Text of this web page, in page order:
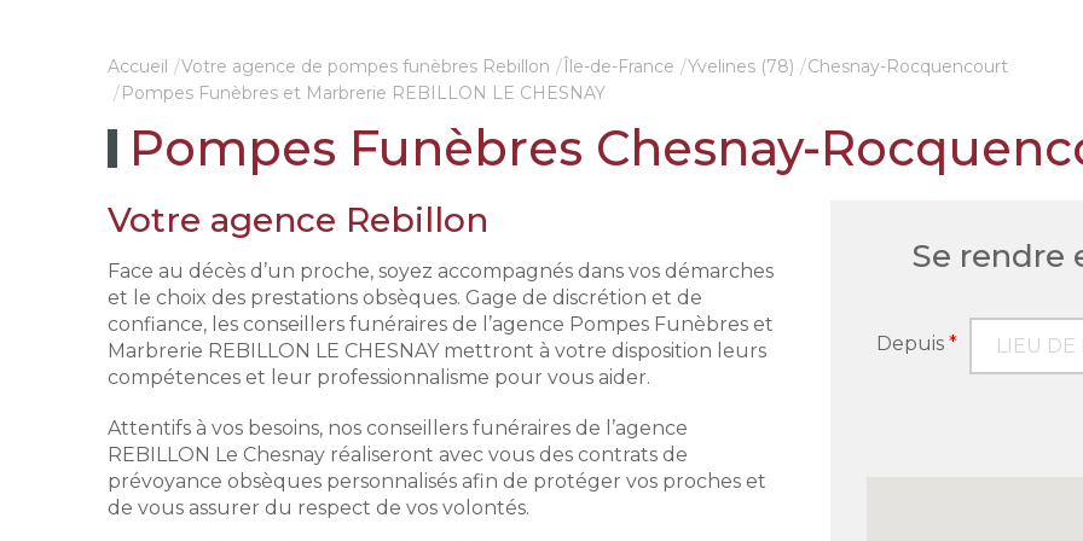
Une prise en charge immédiate
En tout discrétion et retenue nous vous
épaulons dans toutes vos démarches
administratives. Nous nous chargeons
également du transport de votre proche
du lieu de décès vers la chambre
funéraire, jusqu'au lieu de la cérémonie.
Qu'il s'agisse d'une inhumation ou d'une
crémation, nos équipes sont à vos côtés
pour organiser une cérémonie
d'obsèques conformes aux volontés du
défunt et dans le respect de ses
Accueil Votre agence de pompes funèbres Rebillon Île-de-France Yvelines (78)
Chesnay-Rocquencourt
Pompes Funèbres et Marbrerie REBILLON LE CHESNAY
Pompes Funèbres Chesnay-
Votre agence Rebillon
Face au décès d’un proche, soyez accompagnés dans vos démarches
et le choix des prestations obsèques. Gage de discrétion et de
confiance, les conseillers funéraires de l’agence Pompes Funèbres et
Marbrerie REBILLON LE CHESNAY mettront à votre disposition leurs
compétences et leur professionnalisme pour vous aider.
Attentifs à vos besoins, nos conseillers funéraires de l’agence
REBILLON Le Chesnay réaliseront avec vous des contrats de
prévoyance obsèques personnalisés afin de protéger vos proches et
de vous assurer du respect de vos volontés.
Se rendre
Depuis *